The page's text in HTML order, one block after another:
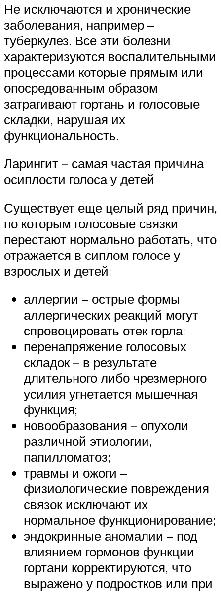
Не исключаются и хронические
заболевания, например –
туберкулез. Все эти болезни
характеризуются воспалительными
процессами которые прямым или
опосредованным образом
затрагивают гортань и голосовые
складки, нарушая их
функциональность.
Ларингит – самая частая причина
осиплости голоса у детей
Существует еще целый ряд причин,
по которым голосовые связки
перестают нормально работать, что
отражается в сиплом голосе у
взрослых и детей:
аллергии – острые формы
аллергических реакций могут
спровоцировать отек горла;
перенапряжение голосовых
складок – в результате
длительного либо чрезмерного
усилия угнетается мышечная
функция;
новообразования – опухоли
различной этиологии,
папилломатоз;
травмы и ожоги –
физиологические повреждения
связок исключают их
нормальное функционирование;
эндокринные аномалии – под
влиянием гормонов функции
гортани корректируются, что
выражено у подростков или при